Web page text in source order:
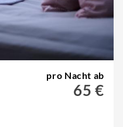
pro Nacht ab
65 €